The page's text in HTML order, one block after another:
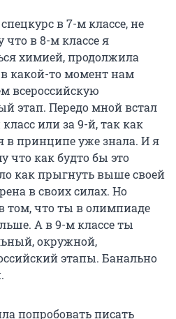
в 7-м классе, не
в 8-м классе я
химией, продолжила
в какой-то момент нам
всероссийскую
этап. Передо мной встал
или за 9-й, так как
в принципе уже знала. И я
что как будто бы это
как прыгнуть выше своей
в своих силах. Но
том, что ты в олимпиаде
А в 9-м классе ты
окружной,
этапы. Банально
попробовать писать